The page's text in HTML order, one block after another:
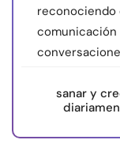
reconociendo
comunicación
sanar y